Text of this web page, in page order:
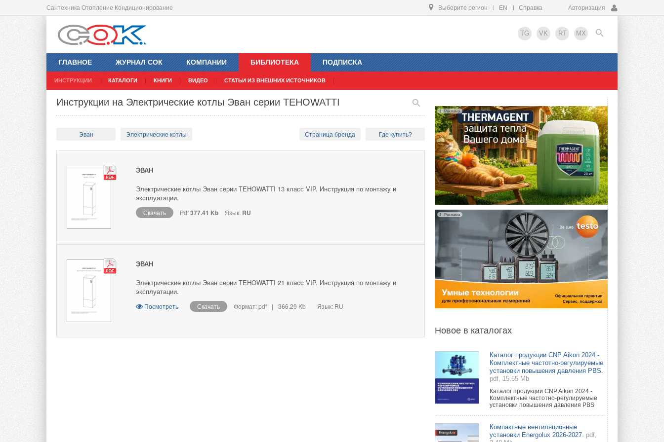
Сантехника Отопление Кондиционирование Выберите регион EN Справка Авторизация
TG VK RT MX
ГЛАВНОЕ ЖУРНАЛ СОК КОМПАНИИ БИБЛИОТЕКА
ИНСТРУКЦИИ КАТАЛОГИ КНИГИ ВИДЕО СТАТЬИ ИЗ ВНЕШНИХ ИСТОЧНИКОВ
ПОДПИСКА
EN
Инструкции на Электрические котлы Эван серии TEHOWATTI
Эван Электрические котлы Страница бренда Где купить?
ЭВАН
Электрические котлы Эван серии TEHOWATTI 13 класс VIP. Инструкция по монтажу и
эксплуатации.
Скачать Pdf377.41 Kb Язык: RU
ЭВАН
Электрические котлы Эван серии TEHOWATTI 21 класс VIP. Инструкция по монтажу и
эксплуатации.
Посмотреть Скачать Формат: pdf | 366.29 Kb Язык: RU
Реклама
Реклама
Новое в каталогах
Каталог продукции CNP Aikon 2024 -
Комплектные частотно-регулируемые
установки повышения давления PBS.
pdf, 15.55 Mb
Каталог продукции CNP Aikon 2024 -
Комплектные частотно-регулируемые
установки повышения давления PBS
Компактные вентиляционные
установки Energolux 2026-2027. pdf,